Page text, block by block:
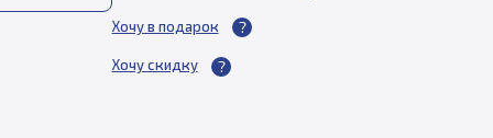
Хочу в подарок
Хочу скидку